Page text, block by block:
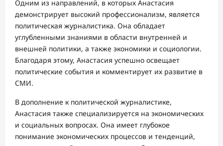
Одним из направлений, в которых Анастасия
демонстрирует высокий профессионализм, является
политическая журналистика. Она обладает
углубленными знаниями в области внутренней и
внешней политики, а также экономики и социологии.
Благодаря этому, Анастасия успешно освещает
политические события и комментирует их развитие в
СМИ.
В дополнение к политической журналистике,
Анастасия также специализируется на экономических
и социальных вопросах. Она имеет глубокое
понимание экономических процессов и тенденций,